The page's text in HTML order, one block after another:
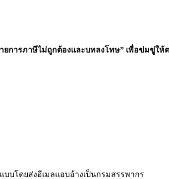
ยการภาษีไม่ถูกต้องและบทลงโทษ” เพื่อข่มขู่ให้
โดยส่งอีเมลแอบอ้างเป็นกรมสรรพากร